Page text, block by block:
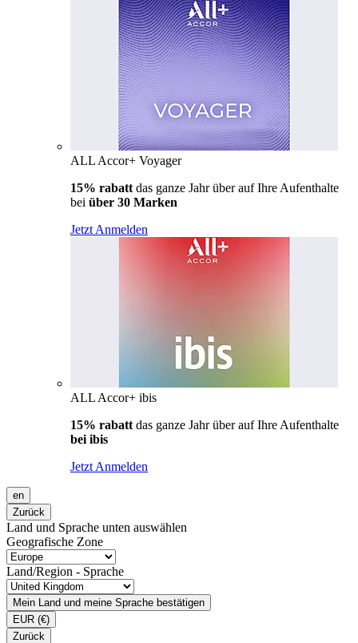
ALL Accor+ Voyager
15% rabatt das ganze Jahr über auf Ihre Aufenthalte
bei über 30 Marken
Jetzt Anmelden
ALL Accor+ ibis
15% rabatt das ganze Jahr über auf Ihre Aufenthalte
bei ibis
Jetzt Anmelden
en
Zurück
Land und Sprache unten auswählen
Geografische Zone
Land/Region - Sprache
Mein Land und meine Sprache bestätigen
EUR (€)
Zurück